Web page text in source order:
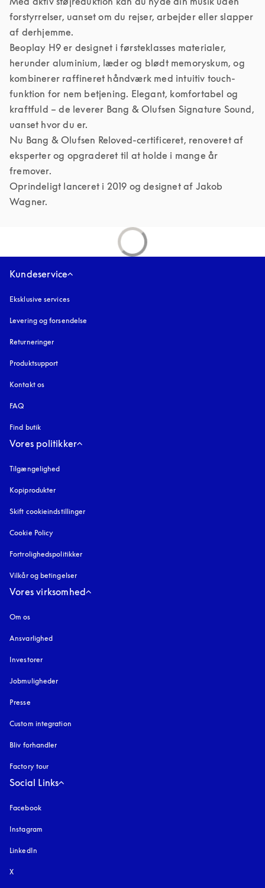
forstyrrelser, uanset om du rejser, arbejder eller slapper
af derhjemme.
Beoplay H9 er designet i førsteklasses materialer,
herunder aluminium, læder og blødt memoryskum, og
kombinerer raffineret håndværk med intuitiv touch-
funktion for nem betjening. Elegant, komfortabel og
kraftfuld – de leverer Bang & Olufsen Signature Sound,
uanset hvor du er.
Nu Bang & Olufsen Reloved-certificeret, renoveret af
eksperter og opgraderet til at holde i mange år
fremover.
Oprindeligt lanceret i 2019 og designet af Jakob
Wagner.
Kundeservice
Eksklusive services
Levering og forsendelse
Returneringer
Produktsupport
Kontakt os
FAQ
Find butik
Vores politikker
Tilgængelighed
Kopiprodukter
Skift cookieindstillinger
Cookie Policy
Fortrolighedspolitikker
Vilkår og betingelser
Vores virksomhed
Om os
Ansvarlighed
Investorer
Jobmuligheder
Presse
Custom integration
Bliv forhandler
Factory tour
Social Links
Facebook
Instagram
LinkedIn
X